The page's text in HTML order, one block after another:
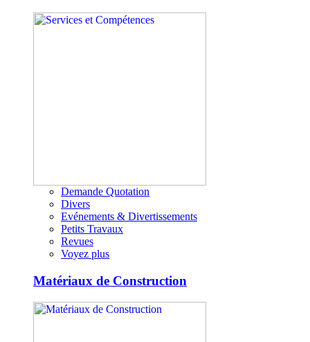
Demande Quotation
Divers
Evénements & Divertissements
Petits Travaux
Revues
Voyez plus
Matériaux de Construction